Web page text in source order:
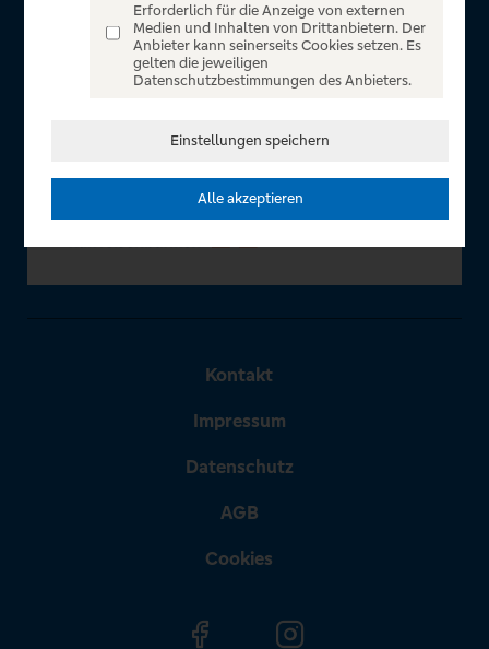
unserem einzigartigen Portal finden Sie Tickets für
atemberaubende Konzerte, Musicals und Shows, die
Fußball-Bundesliga sowie die Champions League und die
In Zusammenarbeit mit
Kontakt
Impressum
Datenschutz
AGB
Cookies
Erforderlich für die Anzeige von externen
Medien und Inhalten von Drittanbietern. Der
Anbieter kann seinerseits Cookies setzen. Es
gelten die jeweiligen
Datenschutzbestimmungen des Anbieters.
Einstellungen speichern
Alle akzeptieren